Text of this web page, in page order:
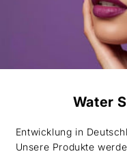
Water
Entwicklung in
Unsere Produkte